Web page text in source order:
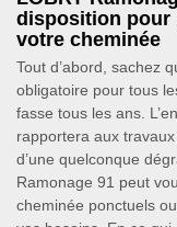
disposition pour
votre cheminée
Tout d’abord, sachez
obligatoire pour tous
fasse tous les ans.
rapportera aux
d’une quelconque
Ramonage 91 peut
cheminée ponctuels